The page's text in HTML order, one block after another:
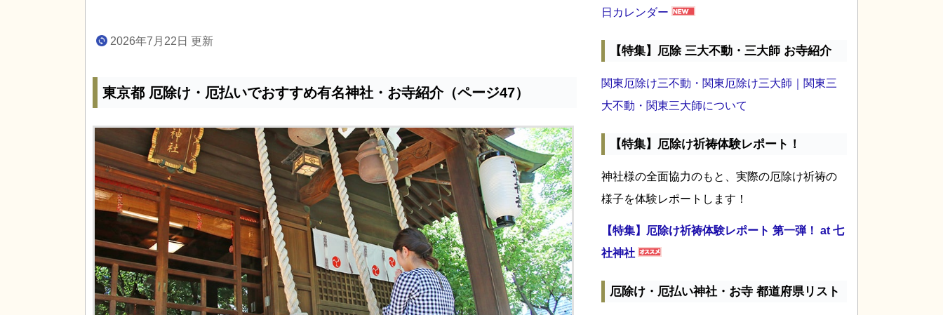
2026年7月22日 更新
東京都 厄除け・厄払いでおすすめ有名神社・お寺紹介（ページ47）
日カレンダー
【特集】厄除 三大不動・三大師 お寺紹介
関東厄除け三不動・関東厄除け三大師｜関東三
大不動・関東三大師について
【特集】厄除け祈祷体験レポート！
神社様の全面協力のもと、実際の厄除け祈祷の
様子を体験レポートします！
【特集】厄除け祈祷体験レポート 第一弾！ at 七
社神社
厄除け・厄払い神社・お寺 都道府県リスト